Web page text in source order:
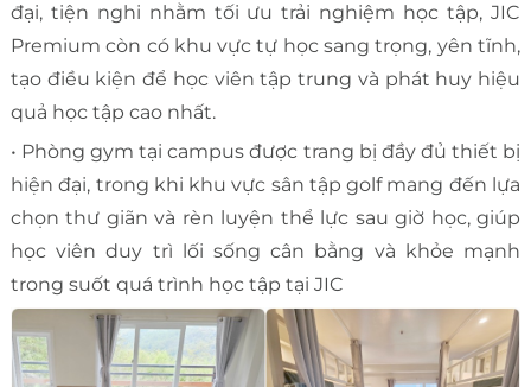
đại, tiện nghi nhằm tối ưu trải nghiệm học tập, JIC
Premium còn có khu vực tự học sang trọng, yên tĩnh,
tạo điều kiện để học viên tập trung và phát huy hiệu
quả học tập cao nhất.
• Phòng gym tại campus được trang bị đầy đủ thiết bị
hiện đại, trong khi khu vực sân tập golf mang đến lựa
chọn thư giãn và rèn luyện thể lực sau giờ học, giúp
học viên duy trì lối sống cân bằng và khỏe mạnh
trong suốt quá trình học tập tại JIC